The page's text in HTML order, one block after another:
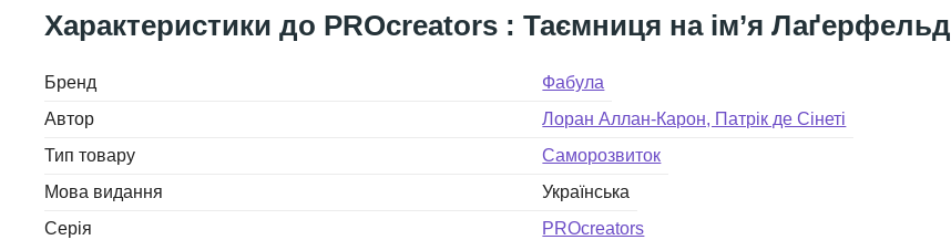
PROcreators : Таємниця на ім’я Лаґерфельд
Бренд
Фабула
Автор
Лоран Аллан-Карон, Патрік де Сінеті
Тип товару
Саморозвиток
Мова видання
Українська
Серія
PROcreators